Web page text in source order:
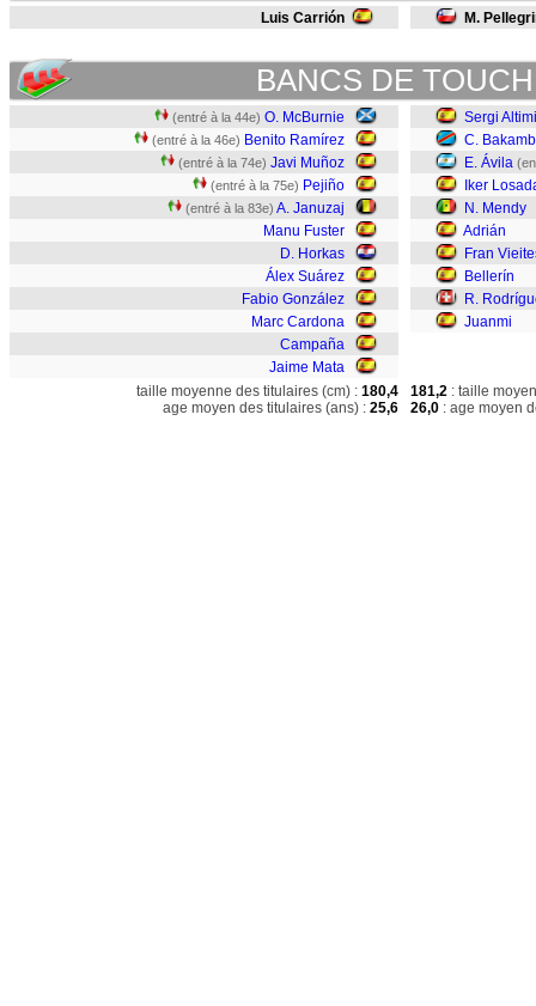
Luis Carrión M.
BANCS DE
(entré à la 44e) O. McBurnie
(entré à la 46e) Benito Ramírez
(entré à la 74e) Javi Muñoz
(entré à la 75e) Pejiño
(entré à la 83e) A. Januzaj
Manu Fuster
D. Horkas
Álex Suárez
Fabio González
Marc Cardona
Campaña
Jaime Mata
Sergi
C.
E. Ávila
Iker
N. Mendy
Adrián
Fran
Bellerín
R.
Juanmi
taille moyenne des titulaires (cm) : 180,4
age moyen des titulaires (ans) : 25,6
181,2 : taille
26,0 : age moyen